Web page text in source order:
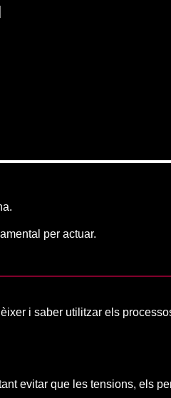
per actuar.
i saber utilitzar els
evitar que les tensions, els